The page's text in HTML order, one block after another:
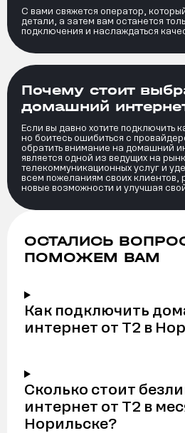
С вами свяжется оператор,
детали, а затем вам останется
подключения и наслаждаться
Почему стоит
домашний
Если вы давно хотите подключить
но боитесь ошибиться с
обратить внимание на домашний
является одной из ведущих на
телекоммуникационных услуг и
всем пожеланиям своих клиентов,
новые возможности и улучшая
ОСТАЛИСЬ
ПОМОЖЕМ ВАМ
Как подключить
интернет от Т2 в
Сколько стоит
интернет от Т2 в
Норильске?